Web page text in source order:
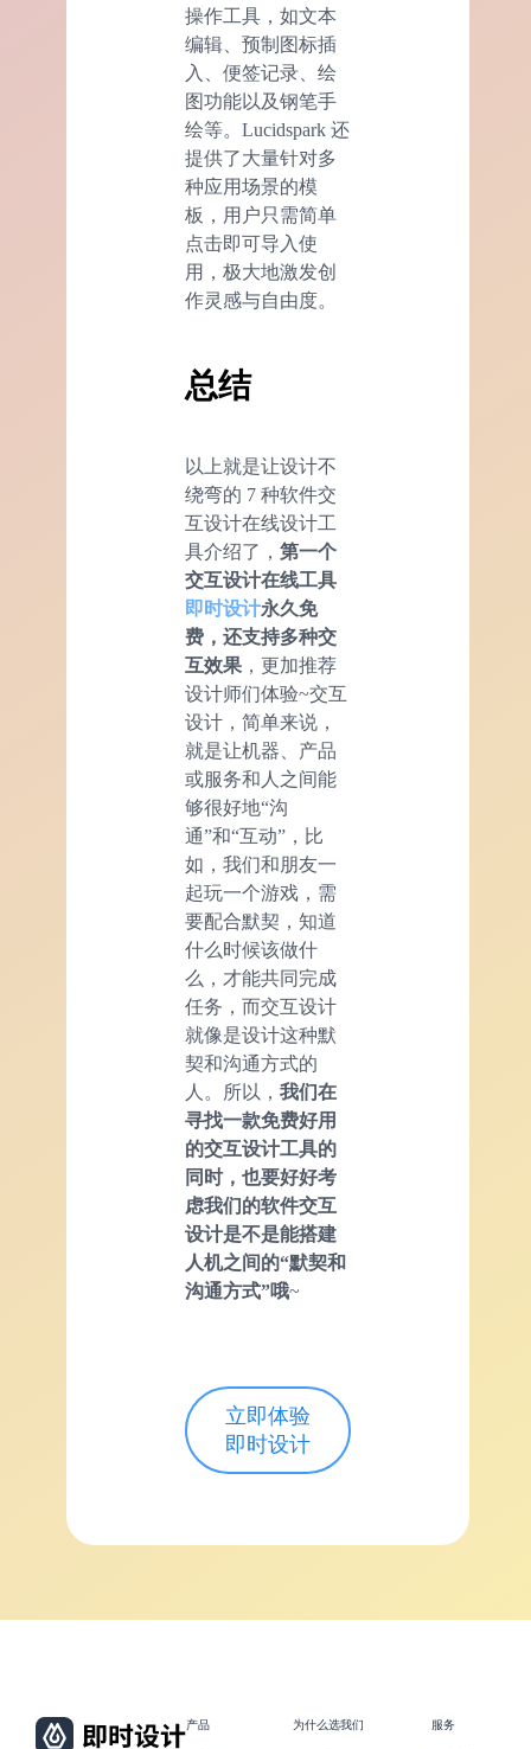
操作工具，如文本
编辑、预制图标插
入、便签记录、绘
图功能以及钢笔手
绘等。Lucidspark 还
提供了大量针对多
种应用场景的模
板，用户只需简单
点击即可导入使
用，极大地激发创
作灵感与自由度。
总结
以上就是让设计不
绕弯的 7 种软件交
互设计在线设计工
具介绍了， 第一个
交互设计在线工具
即时设计永久免
费，还支持多种交
互效果 ，更加推荐
设计师们体验~交互
设计，简单来说，
就是让机器、产品
或服务和人之间能
够很好地“沟
通”和“互动”，比
如，我们和朋友一
起玩一个游戏，需
要配合默契，知道
什么时候该做什
么，才能共同完成
任务，而交互设计
就像是设计这种默
契和沟通方式的
人。所以， 我们在
寻找一款免费好用
的交互设计工具的
同时，也要好好考
虑我们的软件交互
设计是不是能搭建
人机之间的“默契和
沟通方式”哦~
立即体验
即时设计
产品 为什么选我们 服务